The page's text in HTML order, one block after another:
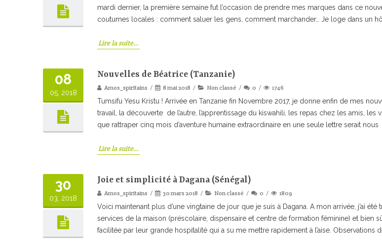
mardi dernier, la première semaine fut l’occasion de prendre mes marques dans ce
coutumes locales : comment saluer les gens, comment marchander… Je loge dans un
Lire la suite…
08
05, 2018
Nouvelles de Béatrice (Tanzanie)
Amos_spiritains 8 mai 2018 Non classé 0 1746
Tumsifu Yesu Kristu ! Arrivée en Tanzanie fin Novembre 2017, je donne enfin de mes
travail, la découverte de l’autre, l’apprentissage du kiswahili, les repas chez les amis,
que rattraper cinq mois d’aventure humaine extraordinaire en une seule lettre serait nous
Lire la suite…
30
03, 2018
Joie et simplicité à Dagana (Sénégal)
Amos_spiritains 30 mars 2018 Non classé 0 1809
Voici maintenant plus d’une vingtaine de jour que je suis à Dagana. A mon arrivée, j’ai
services de la maison (préscolaire, dispensaire et centre de formation féminine) et bien
facilitée par leur grande hospitalité qui a su me mettre rapidement à l’aise. Observations